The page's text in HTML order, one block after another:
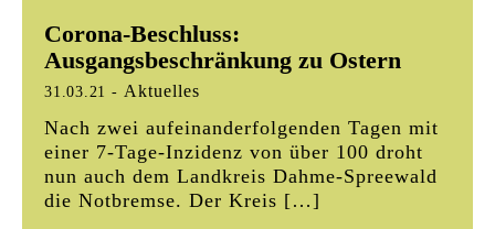
Corona-Beschluss:
Ausgangsbeschränkung zu Ostern
31.03.21 - Aktuelles
Nach zwei aufeinanderfolgenden Tagen mit
einer 7-Tage-Inzidenz von über 100 droht
nun auch dem Landkreis Dahme-Spreewald
die Notbremse. Der Kreis […]